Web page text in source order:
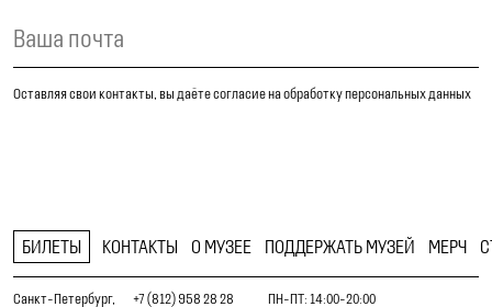
Оставляя свои контакты, вы даёте согласие на обработку персональных данных
БИЛЕТЫ КОНТАКТЫ О МУЗЕЕ ПОДДЕРЖАТЬ МУЗЕЙ МЕРЧ
Санкт-Петербург,
+7 (812) 958 28 28
ПН-ПТ: 14:00-20:00